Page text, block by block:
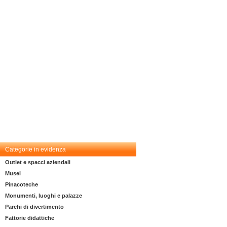
Categorie in evidenza
Outlet e spacci aziendali
Musei
Pinacoteche
Monumenti, luoghi e palazze
Parchi di divertimento
Fattorie didattiche